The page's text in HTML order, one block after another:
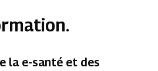
la e-santé et des